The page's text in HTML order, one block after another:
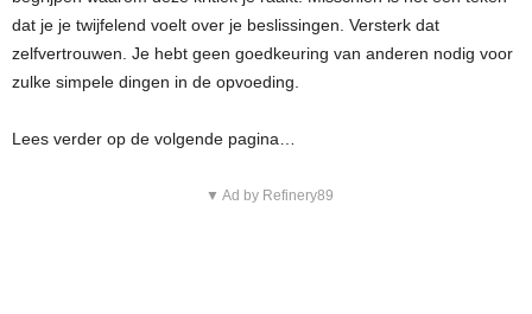
dat je je twijfelend voelt over je beslissingen. Versterk dat
zelfvertrouwen. Je hebt geen goedkeuring van anderen nodig voor
zulke simpele dingen in de opvoeding.
Lees verder op de volgende pagina…
▼ Ad by Refinery89